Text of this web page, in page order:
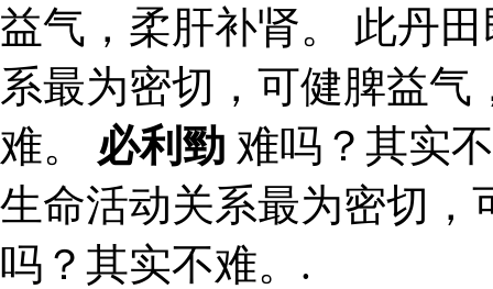
益气，柔肝补肾。 此丹
系最为密切，可健脾益
难。 必利勁 难吗？其实
生命活动关系最为密切，
吗？其实不难。.